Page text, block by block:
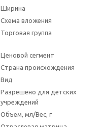
Ширина
Схема вложения
Торговая группа
Ценовой сегмент
Страна происхождения
Вид
Разрешено для детских
учреждений
Объем, мл/Вес, г